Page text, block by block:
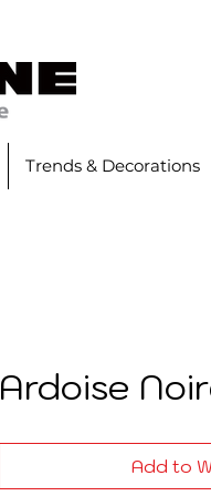
Trends & Decorations
Ardoise
Add to